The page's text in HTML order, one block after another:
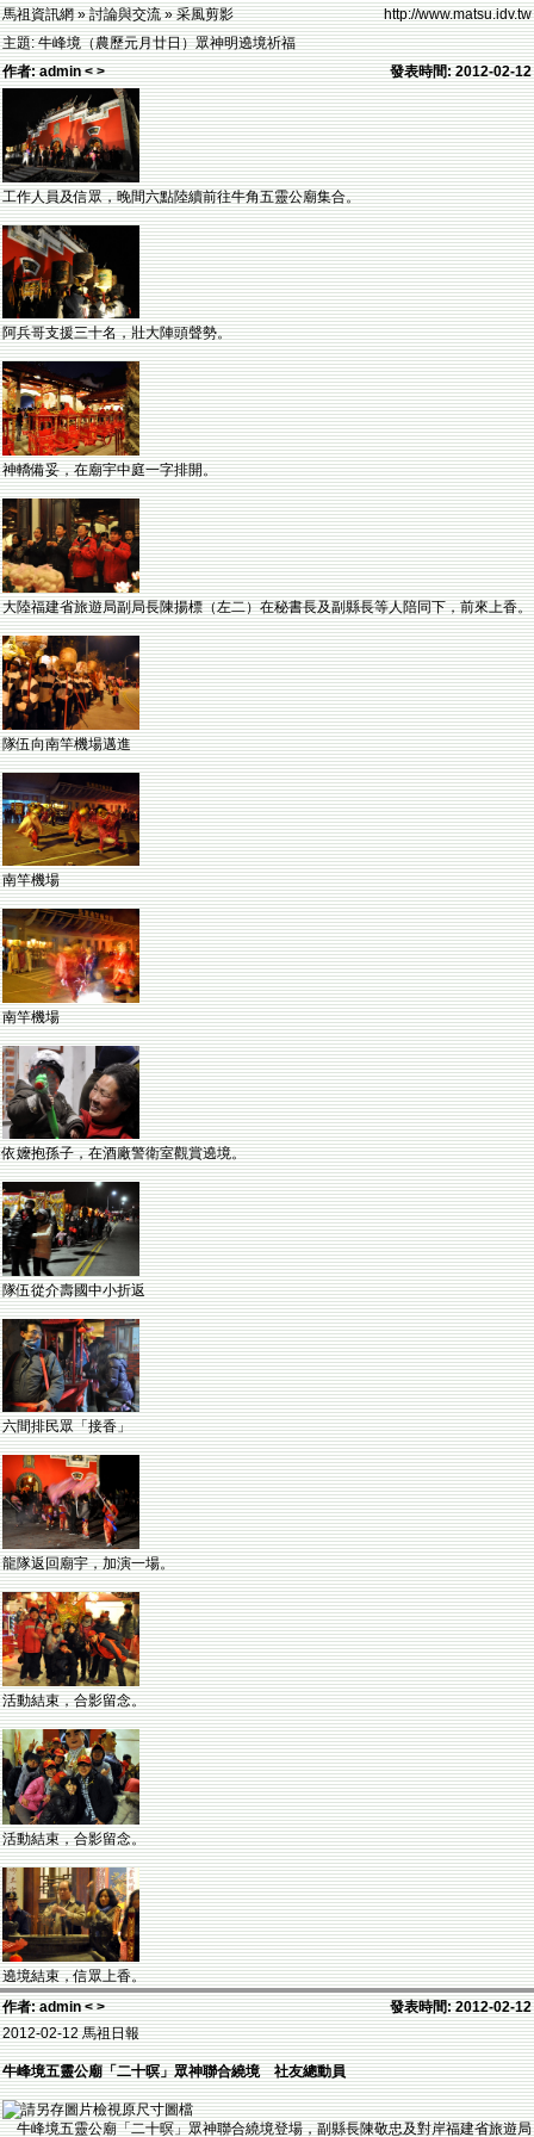
馬祖資訊網 » 討論與交流 » 采風剪影
http://www.matsu.idv.tw
主題: 牛峰境（農歷元月廿日）眾神明遶境祈福
作者: admin < >
發表時間: 2012-02-12
工作人員及信眾，晚間六點陸續前往牛角五靈公廟集合。
阿兵哥支援三十名，壯大陣頭聲勢。
神轎備妥，在廟宇中庭一字排開。
大陸福建省旅遊局副局長陳揚標（左二）在秘書長及副縣長等人陪同下，前來上香。
隊伍向南竿機場邁進
南竿機場
南竿機場
依嬤抱孫子，在酒廠警衛室觀賞遶境。
隊伍從介壽國中小折返
六間排民眾「接香」
龍隊返回廟宇，加演一場。
活動結束，合影留念。
活動結束，合影留念。
遶境結束，信眾上香。
作者: admin < >
發表時間: 2012-02-12
2012-02-12 馬祖日報
牛峰境五靈公廟「二十暝」眾神聯合繞境 社友總動員
牛峰境五靈公廟「二十暝」眾神聯合繞境登場，副縣長陳敬忠及對岸福建省旅遊局